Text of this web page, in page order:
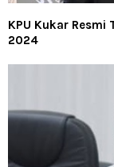
KPU Kukar
2024